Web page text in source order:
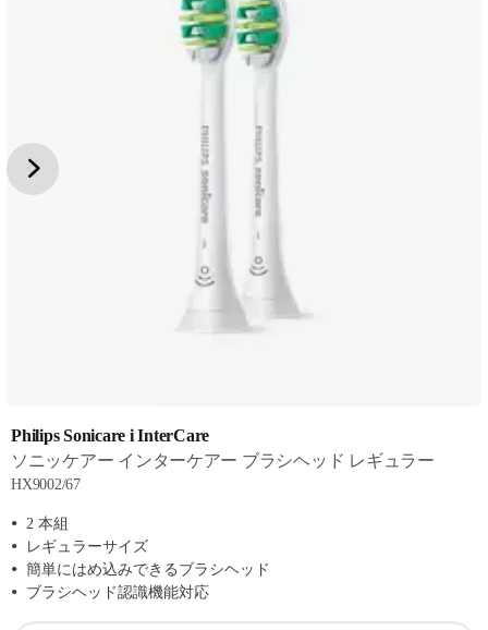
Philips Sonicare i InterCare
ソニッケアー インターケアー ブラシヘッド レギュラー
HX9002/67
2 本組
レギュラーサイズ
簡単にはめ込みできるブラシヘッド
ブラシヘッド認識機能対応